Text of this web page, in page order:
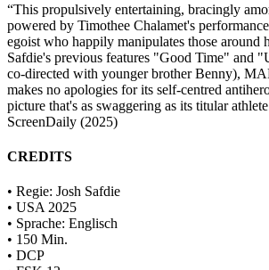
“This propulsively entertaining, bracingly
powered by Timothee Chalamet's
egoist who happily manipulates those around
Safdie's previous features "Good Time" and
co-directed with younger brother Benny),
makes no apologies for its self-centred
picture that's as swaggering as its titular
ScreenDaily (2025)
CREDITS
• Regie: Josh Safdie
• USA 2025
• Sprache: Englisch
• 150 Min.
• DCP